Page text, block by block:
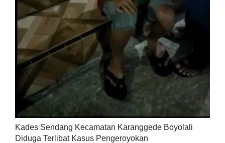
Kades Sendang Kecamatan Karanggede Boyolali
Diduga Terlibat Kasus Pengeroyokan